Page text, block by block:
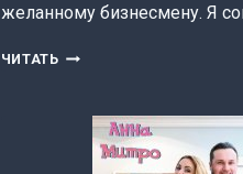
желанному бизнесмену. Я
ЧИТАТЬ ТЫ
МУЖ!
МАЛЫШ